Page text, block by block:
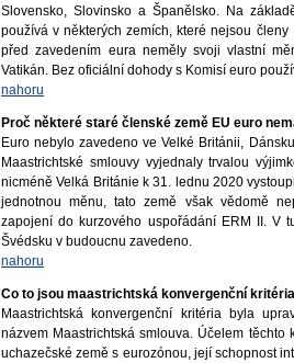
Slovensko, Slovinsko a Španělsko. Na
používá v některých zemích, které nejsou
před zavedením eura neměly svoji vlastní
Vatikán. Bez oficiální dohody s Komisí euro
nahoru
Proč některé staré členské země EU euro
Euro nebylo zavedeno ve Velké Británii,
Maastrichtské smlouvy vyjednaly trvalou
nicméně Velká Británie k 31. lednu 2020
jednotnou měnu, tato země však vědomě
zapojení do kurzového uspořádání ERM II.
Švédsku v budoucnu zavedeno.
nahoru
Co to jsou maastrichtská konvergenční
Maastrichtská konvergenční kritéria byla
názvem Maastrichtská smlouva. Účelem
uchazečské země s eurozónou, její schopnost